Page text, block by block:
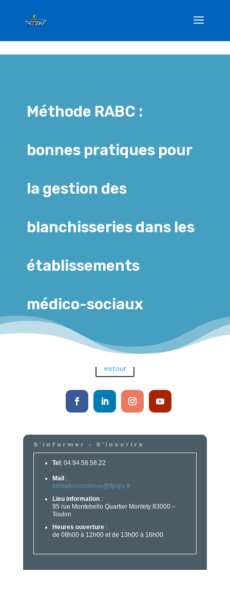
établissements médico-
sociaux
Méthode RABC :
bonnes pratiques pour
la gestion des
blanchisseries dans les
établissements
médico-sociaux
Retour
S'informer - S'inscrire
Tel : 04.94.58.58.22
Mail :
formationcontinue@ifpvps.fr
Lieu information:
95 rue Montebello Quartier Montety 83000 –
Toulon
Heures ouverture:
de 08h00 à 12h00 et de 13h00 à 16h00